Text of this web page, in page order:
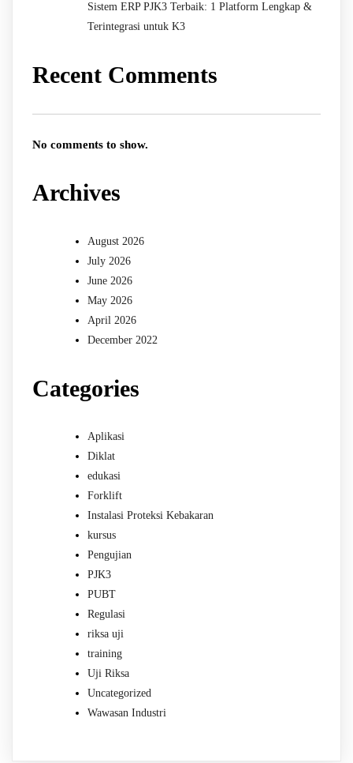
Sistem ERP PJK3 Terbaik: 1 Platform Lengkap &
Terintegrasi untuk K3
Recent Comments
No comments to show.
Archives
August 2026
July 2026
June 2026
May 2026
April 2026
December 2022
Categories
Aplikasi
Diklat
edukasi
Forklift
Instalasi Proteksi Kebakaran
kursus
Pengujian
PJK3
PUBT
Regulasi
riksa uji
training
Uji Riksa
Uncategorized
Wawasan Industri